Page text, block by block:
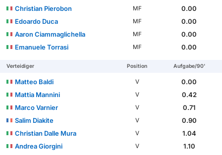
Christian Pierobon
MF
0.00
Edoardo Duca
MF
0.00
Aaron Ciammaglichella
MF
0.00
Emanuele Torrasi
MF 0.00
Verteidiger Position Aufgabe/90'
Matteo Baldi V
0.00
Mattia Mannini
V
0.42
Marco Varnier
V
0.71
Salim Diakite
V
0.90
Christian Dalle Mura
V
1.04
Andrea Giorgini
V
1.10